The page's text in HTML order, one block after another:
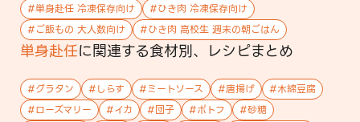
#単身赴任 冷凍保存向け #ひき肉 冷凍保存向け
#ご飯もの 大人数向け #ひき肉 高校生 週末の朝ごはん
単身赴任に関連する食材別、レシピまとめ
#グラタン #しらす #ミートソース #唐揚げ #木綿豆腐
#ローズマリー #イカ #団子 #ポトフ #砂糖